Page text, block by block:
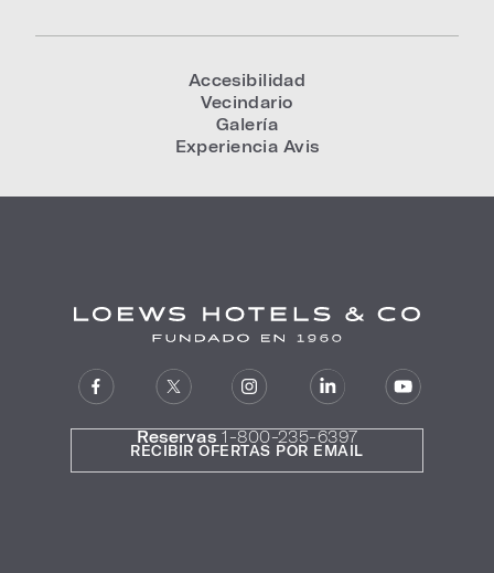
Accesibilidad
Vecindario
Galería
Experiencia Avis
Reservas 1-800-235-6397
RECIBIR OFERTAS POR EMAIL